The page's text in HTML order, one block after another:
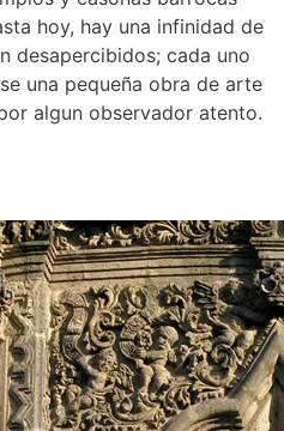
hoy, hay una infinidad de
desapercibidos; cada uno
una pequeña obra de arte
algun observador atento.